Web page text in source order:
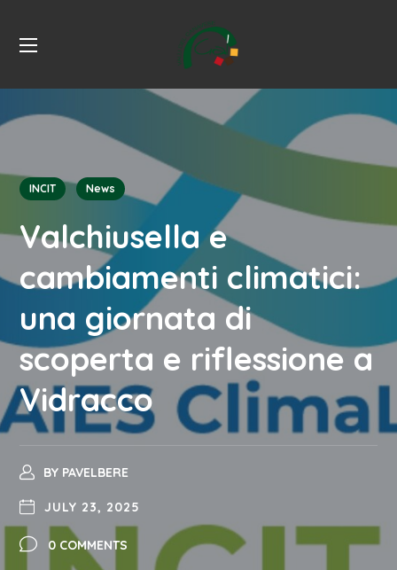
INCIT News
Valchiusella e
cambiamenti climatici:
una giornata di
scoperta e riflessione a
Vidracco
BY PAVELBERE
JULY 23, 2025
0 COMMENTS